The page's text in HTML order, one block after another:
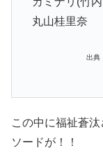
丸山桂里奈
出典
この中に福祉蒼
ソードが！！